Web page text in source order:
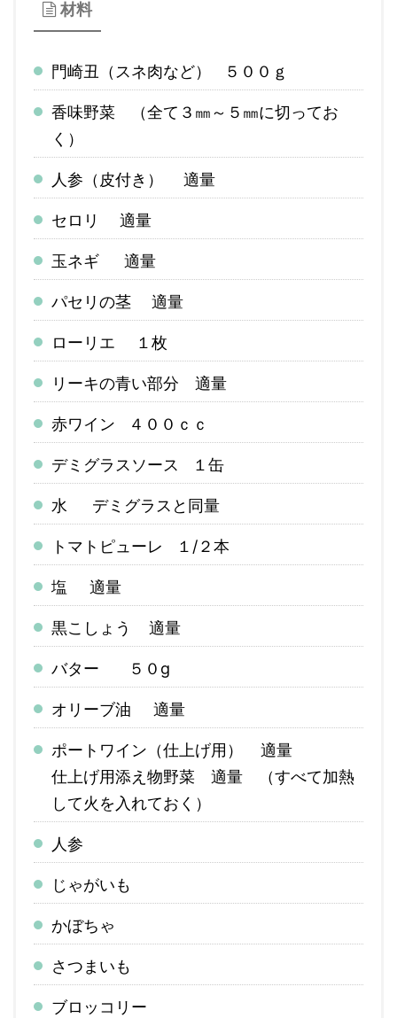
材料
門崎丑（スネ肉など） ５００ｇ
香味野菜 （全て３㎜～５㎜に切ってお
く）
人参（皮付き） 適量
セロリ 適量
玉ネギ 適量
パセリの茎 適量
ローリエ １枚
リーキの青い部分 適量
赤ワイン ４００ｃｃ
デミグラスソース １缶
水 デミグラスと同量
トマトピューレ １/２本
塩 適量
黒こしょう 適量
バター ５０g
オリーブ油 適量
ポートワイン（仕上げ用） 適量
仕上げ用添え物野菜 適量 （すべて加熱
して火を入れておく）
人参
じゃがいも
かぼちゃ
さつまいも
ブロッコリー